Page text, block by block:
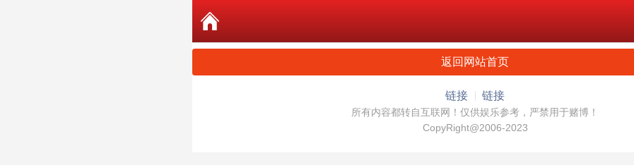
返回网站首页
链接 链接
所有内容都转自互联网！仅供娱乐参考，严禁用于赌博！
CopyRight@2006-2023